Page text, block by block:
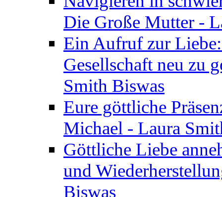
Die Große Mutter -
Ein Aufruf zur
Gesellschaft neu zu
Smith Biswas
Eure göttliche
Michael - Laura
Göttliche Liebe
und
Biswas